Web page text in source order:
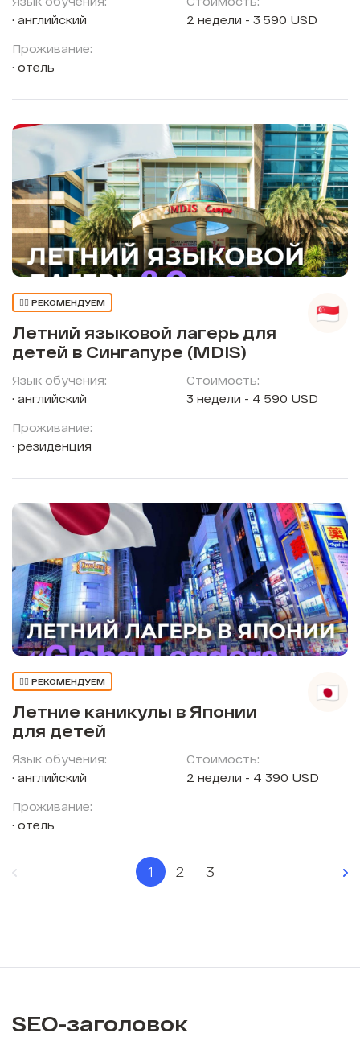
английский
Проживание:
отель
2 недели - 3 590 USD
👍🏼 РЕКОМЕНДУЕМ
Летний языковой лагерь для
детей в Сингапуре (MDIS)
Язык обучения:
английский
Проживание:
резиденция
Стоимость:
3 недели - 4 590 USD
👍🏼 РЕКОМЕНДУЕМ
Летние каникулы в Японии
для детей
Язык обучения:
английский
Проживание:
отель
Стоимость:
2 недели - 4 390 USD
1 2 3
SEO-заголовок